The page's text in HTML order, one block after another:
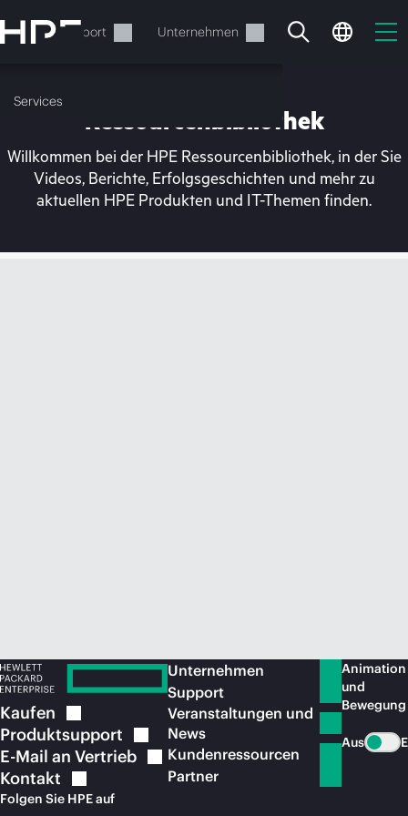
Hauptinhalt
wechseln
Support Unternehmen
Services
Ihr Warenkorb ist aktuell
Ressourcenbibliothek
Willkommen bei der HPE Ressourcenbibliothek, in der Sie
Videos, Berichte, Erfolgsgeschichten und mehr zu
aktuellen HPE Produkten und IT-Themen finden.
Kaufen
Produktsupport
E-Mail an Vertrieb
Kontakt
Folgen Sie HPE auf
Unternehmen
Support
Veranstaltungen und
News
Kundenressourcen
Partner
Animation
und
Bewegung
Aus